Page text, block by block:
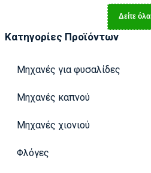
Δείτε όλα
Κατηγορίες Προϊόντων
Μηχανές για φυσαλίδες
Μηχανές καπνού
Μηχανές χιονιού
Φλόγες